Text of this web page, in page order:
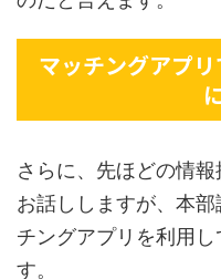
マッチングアプ
さらに、先ほどの情
お話ししますが、本
チングアプリを利用
す。